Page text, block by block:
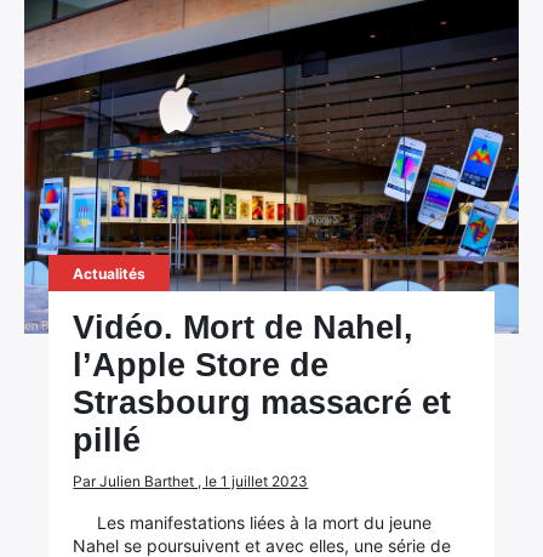
Actualités
Vidéo. Mort de Nahel,
l’Apple Store de
Strasbourg massacré et
pillé
Par Julien Barthet , le 1 juillet 2023
Les manifestations liées à la mort du jeune
Nahel se poursuivent et avec elles, une série de